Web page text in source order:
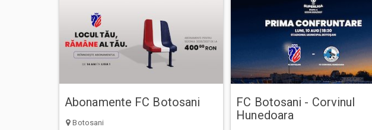
Abonamente FC Botosani
Botosani
FC Botosani - Corvinul
Hunedoara